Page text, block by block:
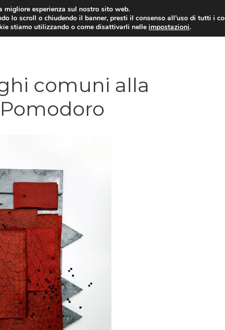
comuni alla
esperienza sul nostro sito web.
lo scroll o chiudendo il banner, presti il consenso all’uso di tutti i
stiamo utilizzando o come disattivarli nelleimpostazioni.